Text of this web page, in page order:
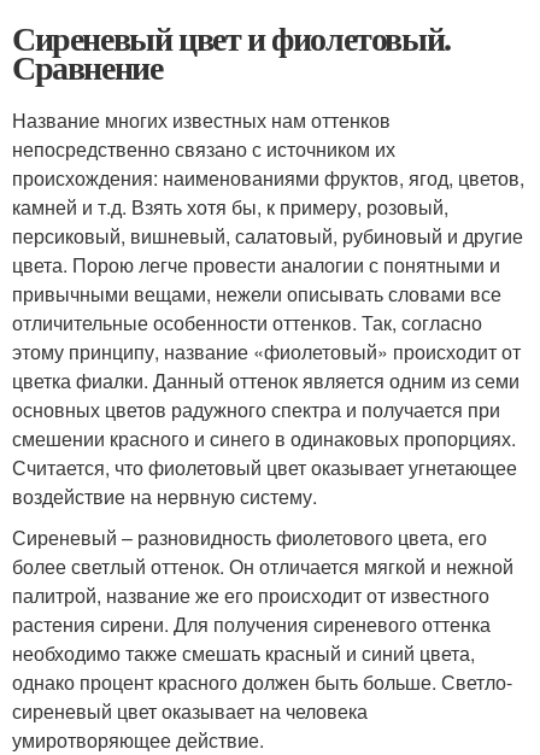
Сиреневый цвет и фиолетовый.
Сравнение
Название многих известных нам оттенков
непосредственно связано с источником их
происхождения: наименованиями фруктов, ягод, цветов,
камней и т.д. Взять хотя бы, к примеру, розовый,
персиковый, вишневый, салатовый, рубиновый и другие
цвета. Порою легче провести аналогии с понятными и
привычными вещами, нежели описывать словами все
отличительные особенности оттенков. Так, согласно
этому принципу, название «фиолетовый» происходит от
цветка фиалки. Данный оттенок является одним из семи
основных цветов радужного спектра и получается при
смешении красного и синего в одинаковых пропорциях.
Считается, что фиолетовый цвет оказывает угнетающее
воздействие на нервную систему.
Сиреневый – разновидность фиолетового цвета, его
более светлый оттенок. Он отличается мягкой и нежной
палитрой, название же его происходит от известного
растения сирени. Для получения сиреневого оттенка
необходимо также смешать красный и синий цвета,
однако процент красного должен быть больше. Светло-
сиреневый цвет оказывает на человека
умиротворяющее действие.